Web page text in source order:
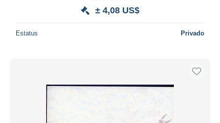
± 4,08 US$
Estatus Privado